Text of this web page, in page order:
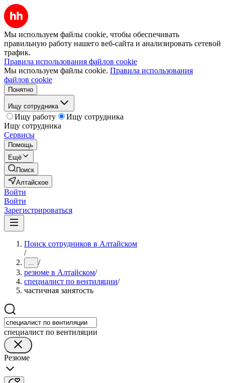
Мы используем файлы cookie, чтобы обеспечивать
правильную работу нашего веб-сайта и анализировать сетевой
трафик.
Правила использования файлов cookie
Мы используем файлы cookie. Правила использования
файлов cookie
Понятно
Ищу сотрудника
Ищу работу
Ищу сотрудника
Ищу сотрудника
Сервисы
Помощь
Ещё
Поиск
Алтайское
Войти
Войти
Зарегистрироваться
Поиск сотрудников в Алтайском
/
... /
резюме в Алтайском/
специалист по вентиляции/
частичная занятость
специалист по вентиляции
Резюме